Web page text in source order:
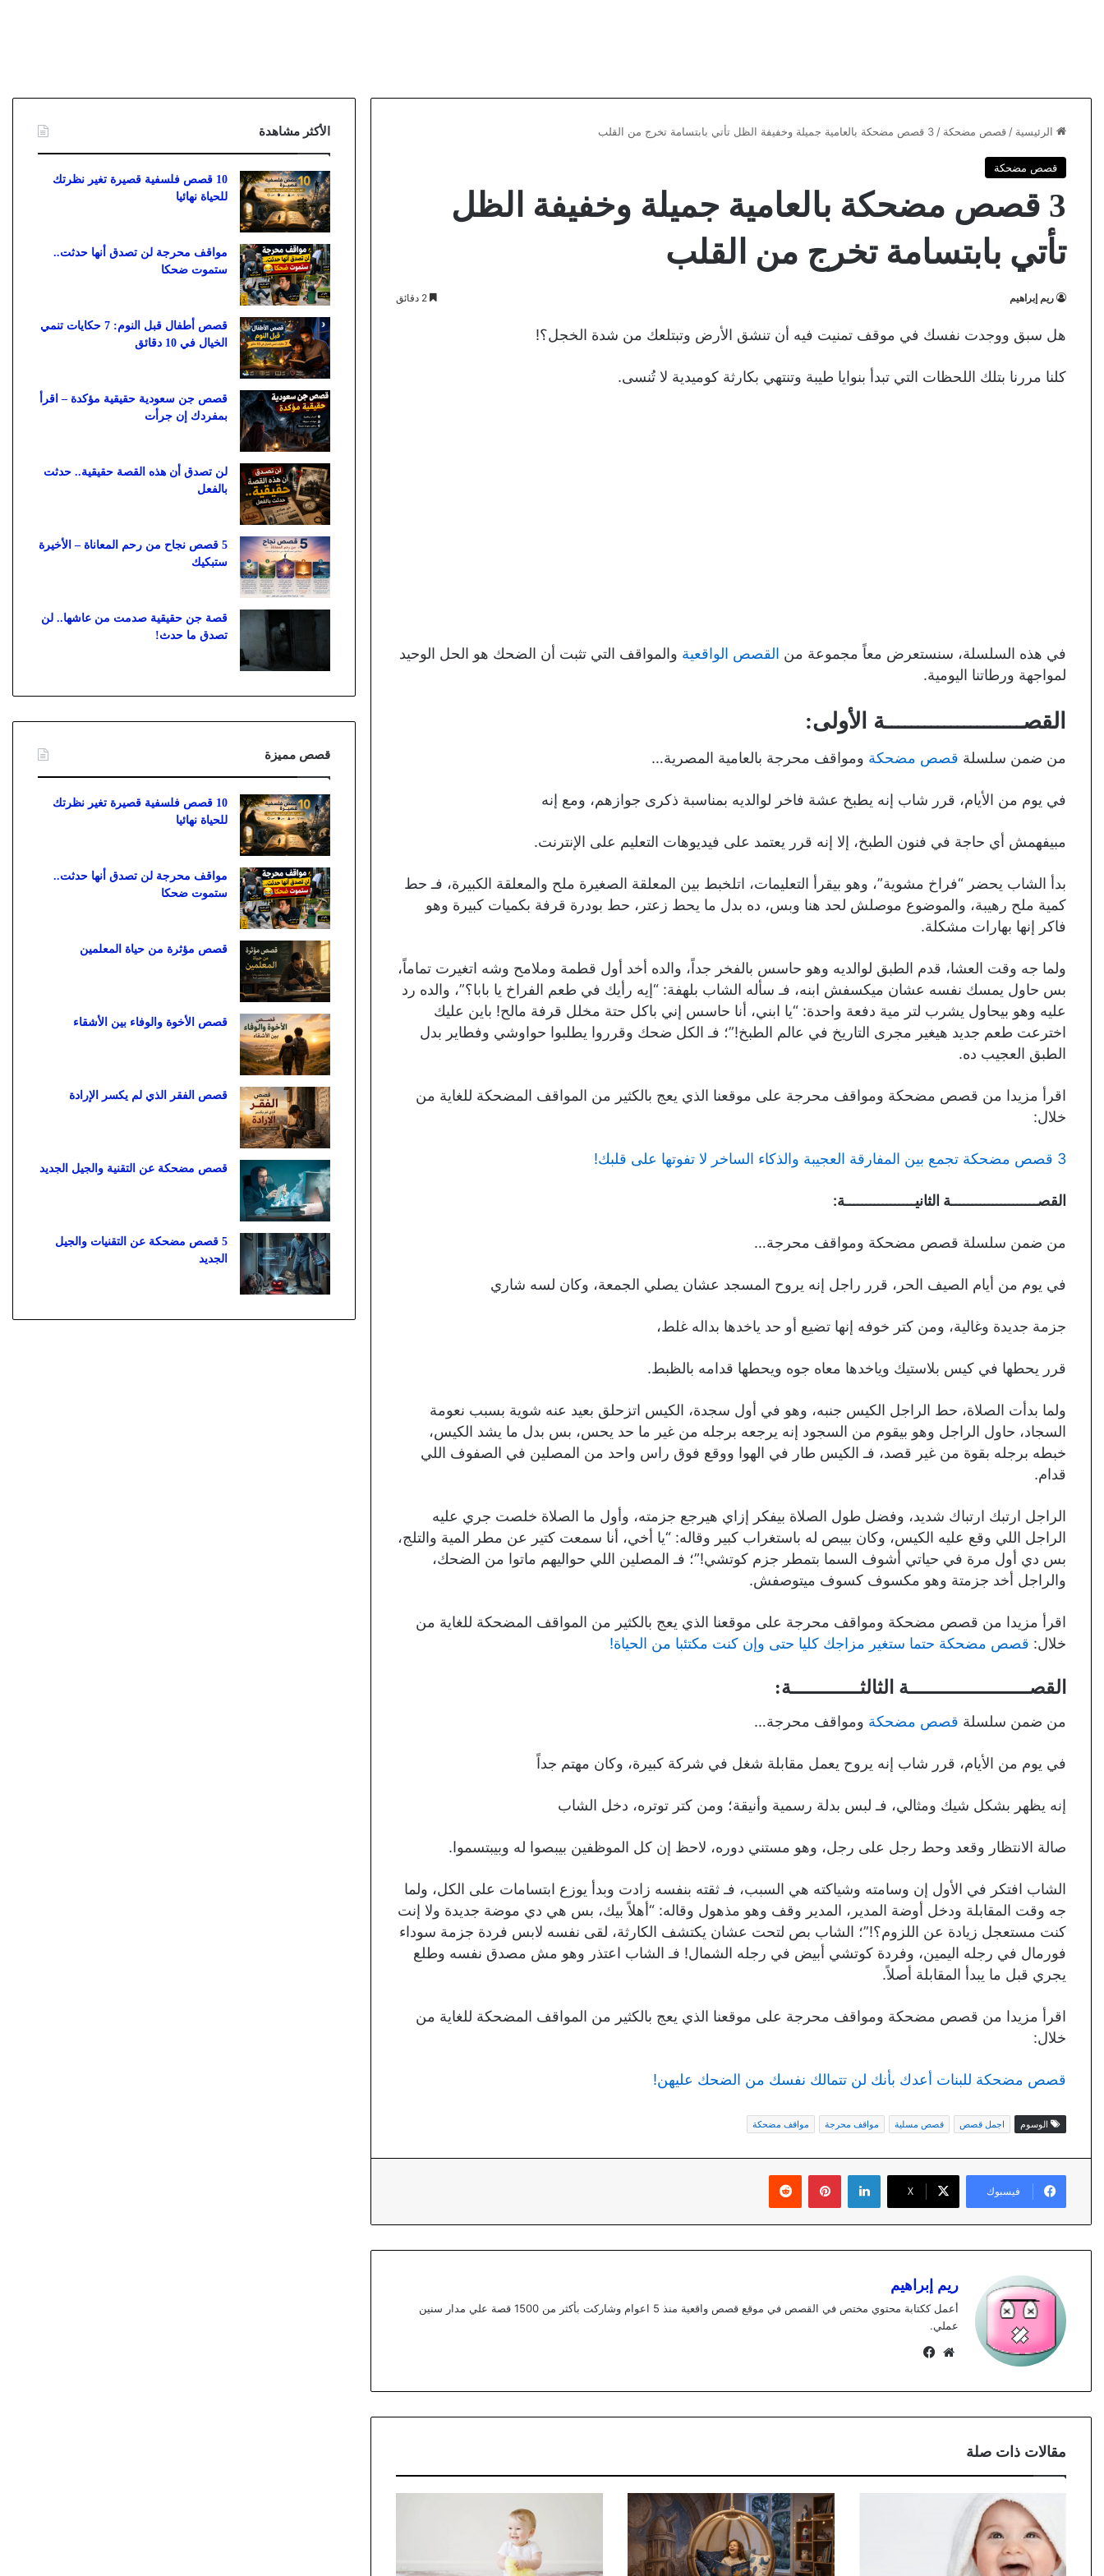
الرئيسية / قصص مضحكة / 3 قصص مضحكة بالعامية جميلة وخفيفة الظل تأتي بابتسامة تخرج من القلب
قصص مضحكة
3 قصص مضحكة بالعامية جميلة وخفيفة الظل
تأتي بابتسامة تخرج من القلب
ريم إبراهيم
هل سبق ووجدت نفسك في موقف تمنيت فيه أن تنشق الأرض وتبتلعك من شدة الخجل؟!
كلنا مررنا بتلك اللحظات التي تبدأ بنوايا طيبة وتنتهي بكارثة كوميدية لا تُنسى.
في هذه السلسلة، سنستعرض معاً مجموعة من القصص الواقعية والمواقف التي تثبت أن الضحك هو الحل الوحيد
لمواجهة ورطاتنا اليومية.
القصـــــــــــــــــــــة الأولى:
من ضمن سلسلة قصص مضحكة ومواقف محرجة بالعامية المصرية…
في يوم من الأيام، قرر شاب إنه يطبخ عشة فاخر لوالديه بمناسبة ذكرى جوازهم، ومع إنه
مبيفهمش أي حاجة في فنون الطبخ، إلا إنه قرر يعتمد على فيديوهات التعليم على الإنترنت.
بدأ الشاب يحضر “فراخ مشوية”، وهو بيقرأ التعليمات، اتلخبط بين المعلقة الصغيرة ملح والمعلقة الكبيرة، فـ حط
كمية ملح رهيبة، والموضوع موصلش لحد هنا وبس، ده بدل ما يحط زعتر، حط بودرة قرفة بكميات كبيرة وهو
فاكر إنها بهارات مشكلة.
ولما جه وقت العشا، قدم الطبق لوالديه وهو حاسس بالفخر جداً، والده أخد أول قطمة وملامح وشه اتغيرت تماماً،
بس حاول يمسك نفسه عشان ميكسفش ابنه، فـ سأله الشاب بلهفة: “إيه رأيك في طعم الفراخ يا بابا؟”، والده رد
عليه وهو بيحاول يشرب لتر مية دفعة واحدة: “يا ابني، أنا حاسس إني باكل حتة مخلل قرفة مالح! باين عليك
اخترعت طعم جديد هيغير مجرى التاريخ في عالم الطبخ!”؛ فـ الكل ضحك وقرروا يطلبوا حواوشي وفطاير بدل
الطبق العجيب ده.
اقرأ مزيدا من قصص مضحكة ومواقف محرجة على موقعنا الذي يعج بالكثير من المواقف المضحكة للغاية من
خلال:
3 قصص مضحكة تجمع بين المفارقة العجيبة والذكاء الساخر لا تفوتها على قلبك!
القصـــــــــــــــــــــة الثانيـــــــــــــــــة:
من ضمن سلسلة قصص مضحكة ومواقف محرجة…
في يوم من أيام الصيف الحر، قرر راجل إنه يروح المسجد عشان يصلي الجمعة، وكان لسه شاري
جزمة جديدة وغالية، ومن كتر خوفه إنها تضيع أو حد ياخدها بداله غلط،
قرر يحطها في كيس بلاستيك وياخدها معاه جوه ويحطها قدامه بالظبط.
ولما بدأت الصلاة، حط الراجل الكيس جنبه، وهو في أول سجدة، الكيس اتزحلق بعيد عنه شوية بسبب نعومة
السجاد، حاول الراجل وهو بيقوم من السجود إنه يرجعه برجله من غير ما حد يحس، بس بدل ما يشد الكيس،
خبطه برجله بقوة من غير قصد، فـ الكيس طار في الهوا ووقع فوق راس واحد من المصلين في الصفوف اللي
قدام.
الراجل ارتبك ارتباك شديد، وفضل طول الصلاة بيفكر إزاي هيرجع جزمته، وأول ما الصلاة خلصت جري عليه
الراجل اللي وقع عليه الكيس، وكان بيبص له باستغراب كبير وقاله: “يا أخي، أنا سمعت كتير عن مطر المية والتلج،
بس دي أول مرة في حياتي أشوف السما بتمطر جزم كوتشي!”؛ فـ المصلين اللي حواليهم ماتوا من الضحك،
والراجل أخد جزمتة وهو مكسوف كسوف ميتوصفش.
اقرأ مزيدا من قصص مضحكة ومواقف محرجة على موقعنا الذي يعج بالكثير من المواقف المضحكة للغاية من
خلال: قصص مضحكة حتما ستغير مزاجك كليا حتى وإن كنت مكتئبا من الحياة!
القصـــــــــــــــــــــة الثالثــــــــــــة:
من ضمن سلسلة قصص مضحكة ومواقف محرجة…
في يوم من الأيام، قرر شاب إنه يروح يعمل مقابلة شغل في شركة كبيرة، وكان مهتم جداً
إنه يظهر بشكل شيك ومثالي، فـ لبس بدلة رسمية وأنيقة؛ ومن كتر توتره، دخل الشاب
صالة الانتظار وقعد وحط رجل على رجل، وهو مستني دوره، لاحظ إن كل الموظفين بيبصوا له وبيبتسموا.
الشاب افتكر في الأول إن وسامته وشياكته هي السبب، فـ ثقته بنفسه زادت وبدأ يوزع ابتسامات على الكل، ولما
جه وقت المقابلة ودخل أوضة المدير، المدير وقف وهو مذهول وقاله: “أهلاً بيك، بس هي دي موضة جديدة ولا إنت
كنت مستعجل زيادة عن اللزوم؟!”؛ الشاب بص لتحت عشان يكتشف الكارثة، لقى نفسه لابس فردة جزمة سوداء
فورمال في رجله اليمين، وفردة كوتشي أبيض في رجله الشمال! فـ الشاب اعتذر وهو مش مصدق نفسه وطلع
يجري قبل ما يبدأ المقابلة أصلاً.
اقرأ مزيدا من قصص مضحكة ومواقف محرجة على موقعنا الذي يعج بالكثير من المواقف المضحكة للغاية من
خلال:
قصص مضحكة للبنات أعدك بأنك لن تتمالك نفسك من الضحك عليهن!
الوسوم اجمل قصص قصص مسلية مواقف محرجة مواقف مضحكة
فيسبوك X
لينكدإن بينتيريست
ريم إبراهيم
أعمل ككتابة محتوي مختص في القصص في موقع قصص واقعية منذ 5 اعوام وشاركت بأكثر من 1500 قصة علي مدار سنين
عملي.
موقع
مقالات ذات صلة
الأكثر مشاهدة
10 قصص فلسفية قصيرة تغير نظرتك
للحياة نهائيا
مواقف محرجة لن تصدق أنها حدثت..
ستموت ضحكا
قصص أطفال قبل النوم: 7 حكايات تنمي
الخيال في 10 دقائق
قصص جن سعودية حقيقية مؤكدة – اقرأ
بمفردك إن جرأت
لن تصدق أن هذه القصة حقيقية.. حدثت
بالفعل
5 قصص نجاح من رحم المعاناة – الأخيرة
ستبكيك
قصة جن حقيقية صدمت من عاشها.. لن
تصدق ما حدث!
قصص مميزة
10 قصص فلسفية قصيرة تغير نظرتك
للحياة نهائيا
مواقف محرجة لن تصدق أنها حدثت..
ستموت ضحكا
قصص مؤثرة من حياة المعلمين
قصص الأخوة والوفاء بين الأشقاء
قصص الفقر الذي لم يكسر الإرادة
قصص مضحكة عن التقنية والجيل الجديد
5 قصص مضحكة عن التقنيات والجيل
الجديد